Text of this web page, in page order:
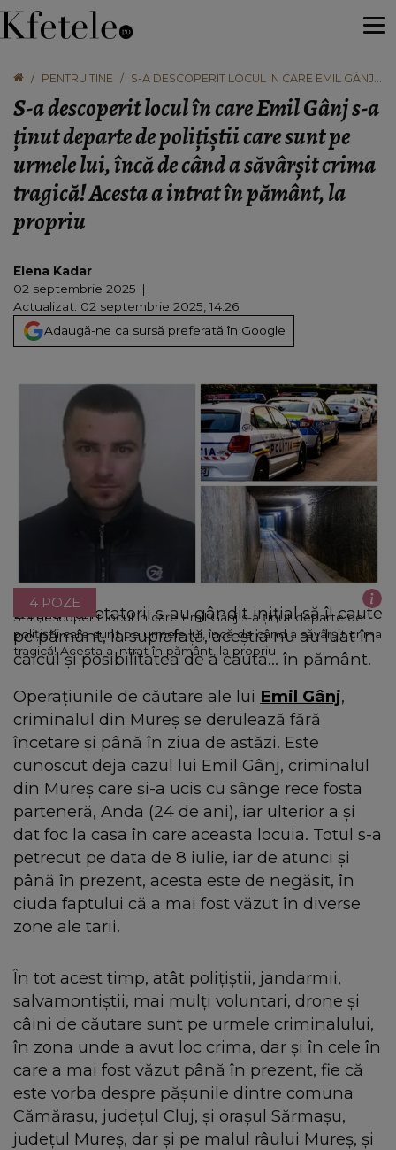
PENTRU TINE
S-A DESCOPERIT LOCUL ÎN CARE EMIL GÂNJ
PE URMELE LUI, ÎNCĂ DE CÂND A SĂVÂRȘIT
CRIMA TRAGICĂ! ACESTA A INTRAT ÎN
PĂMÂNT, LA PROPRIU
S-a descoperit locul în care Emil Gânj s-a
ținut departe de polițiștii care sunt pe
urmele lui, încă de când a săvârșit crima
tragică! Acesta a intrat în pământ, la
propriu
Elena Kadar
02 septembrie 2025
Actualizat: 02 septembrie 2025, 14:26
Adaugă-ne ca sursă preferată în Google
S-a descoperit locul în care Emil Gânj s-a ținut departe de
polițiștii care sunt pe urmele lui, încă de când a săvârșit crima
tragică! Acesta a intrat în pământ, la propriu
4 POZE
Deși anchetatorii s-au gândit inițial să îl caute
pe pământ, la suprafață, aceștia nu au luat în
calcul și posibilitatea de a căuta... în pământ.
Operațiunile de căutare ale lui Emil Gânj,
criminalul din Mureș se derulează fără
încetare și până în ziua de astăzi. Este
cunoscut deja cazul lui Emil Gânj, criminalul
din Mureș care și-a ucis cu sânge rece fosta
parteneră, Anda (24 de ani), iar ulterior a și
dat foc la casa în care aceasta locuia. Totul s-a
petrecut pe data de 8 iulie, iar de atunci și
până în prezent, acesta este de negăsit, în
ciuda faptului că a mai fost văzut în diverse
zone ale tarii.
În tot acest timp, atât polițiștii, jandarmii,
salvamontiștii, mai mulți voluntari, drone și
câini de căutare sunt pe urmele criminalului,
în zona unde a avut loc crima, dar și în cele în
care a mai fost văzut până în prezent, fie că
este vorba despre pășunile dintre comuna
Cămărașu, județul Cluj, și orașul Sărmașu,
județul Mureș, dar și pe malul râului Mureș, și